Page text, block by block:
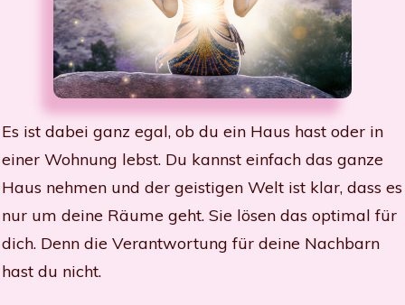
Es ist dabei ganz egal, ob du ein Haus hast oder in
einer Wohnung lebst. Du kannst einfach das ganze
Haus nehmen und der geistigen Welt ist klar, dass es
nur um deine Räume geht. Sie lösen das optimal für
dich. Denn die Verantwortung für deine Nachbarn
hast du nicht.